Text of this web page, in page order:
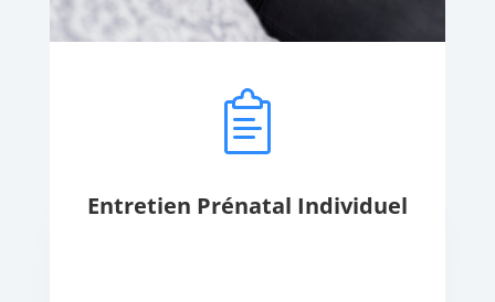
Entretien Prénatal Individuel